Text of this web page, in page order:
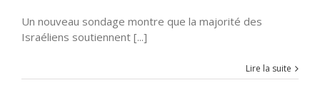
Un nouveau sondage montre que la majorité des
Israéliens soutiennent [...]
Lire la suite
Qəsəbə : Une